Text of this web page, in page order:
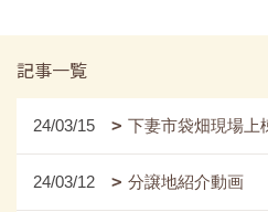
記事一覧
24/03/15 下妻市袋畑現場上
24/03/12 分譲地紹介動画